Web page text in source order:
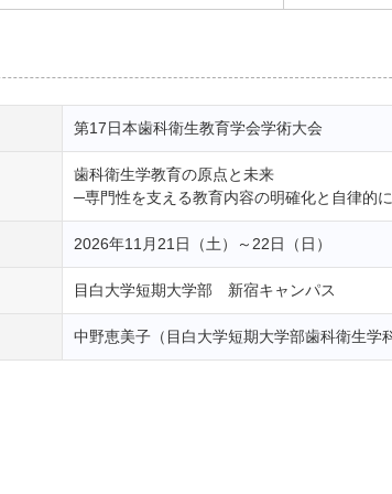
第17日本歯科衛生教育学会学術大会
歯科衛生学教育の原点と未来
─専門性を支える教育内容の明確化と自律的
2026年11月21日（土）～22日（日）
目白大学短期大学部 新宿キャンパス
中野恵美子（目白大学短期大学部歯科衛生